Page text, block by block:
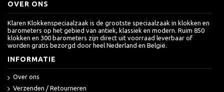
OVER ONS
Klaren Klokkenspeciaalzaak is de grootste speciaalzaak in klokken en
barometers op het gebied van antiek, klassiek en modern. Ruim 850
klokken en 300 barometers zijn direct uit voorraad leverbaar of
worden gratis bezorgd door heel Nederland en België.
INFORMATIE
Over ons
Verzenden / Retourneren